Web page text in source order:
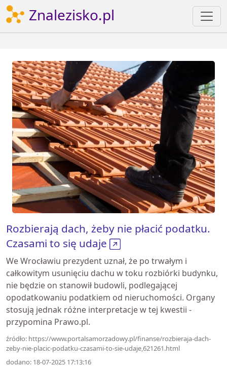
Znalezisko.pl
Rozbierają dach, żeby nie płacić podatku.
Czasami to się udaje
We Wrocławiu prezydent uznał, że po trwałym i
całkowitym usunięciu dachu w toku rozbiórki budynku,
nie będzie on stanowił budowli, podlegającej
opodatkowaniu podatkiem od nieruchomości. Organy
stosują jednak różne interpretacje w tej kwestii -
przypomina Prawo.pl.
źródło: https://www.portalsamorzadowy.pl/finanse/rozbieraja-dach-
zeby-nie-placic-podatku-czasami-to-sie-udaje,621261.html
dodano: 18-07-2025 17:13:16